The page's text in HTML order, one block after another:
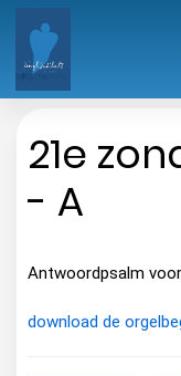
21e
- A
Antwoordpsalm
download de